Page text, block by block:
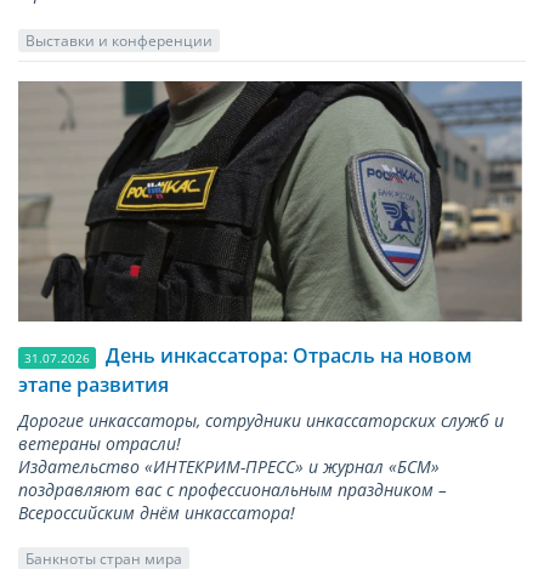
Выставки и конференции
31.07.2026
День инкассатора: Отрасль на новом
этапе развития
Дорогие инкассаторы, сотрудники инкассаторских служб и
ветераны отрасли!
Издательство «ИНТЕКРИМ-ПРЕСС» и журнал «БСМ»
поздравляют вас с профессиональным праздником –
Всероссийским днём инкассатора!
Банкноты стран мира